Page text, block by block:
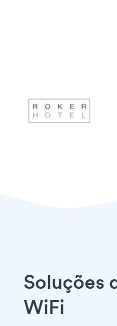
Soluções
WiFi